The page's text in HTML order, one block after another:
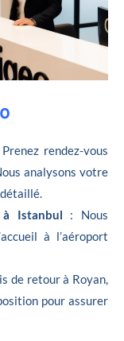
rendez-vous
analysons votre
Istanbul : Nous
à l’aéroport
de retour à Royan,
pour assurer